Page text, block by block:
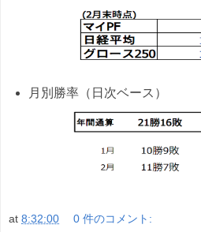
月別勝率（日次ベース）
at 8:32:00 0 件のコメント: